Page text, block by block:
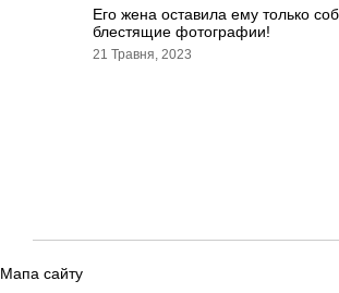
Его жена оставила ему только
блестящие фотографии!
21 Травня, 2023
Мапа сайту